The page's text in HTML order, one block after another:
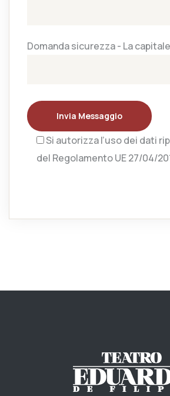
Domanda sicurezza - La
Invia Messaggio
Si autorizza l’uso dei dati
del Regolamento UE 27/04/